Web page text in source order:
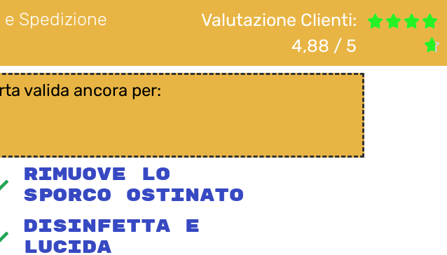
Spedizione
Valutazione Clienti:
4,88 / 5
   

valida ancora per:
Rimuove Lo
Sporco Ostinato
Disinfetta E
Lucida